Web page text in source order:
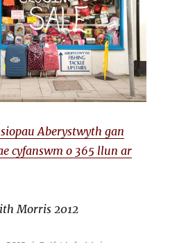
Aberystwyth gan
cyfanswm o 365 llun ar
Morris 2012